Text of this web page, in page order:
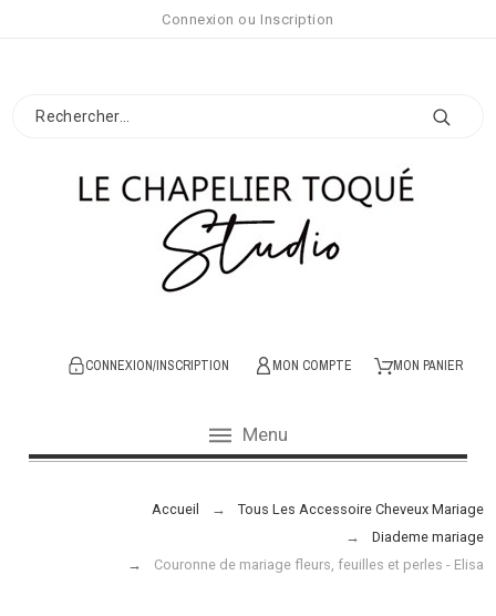
Connexion ou Inscription
CONNEXION/INSCRIPTION MON COMPTE MON PANIER
Menu
Accueil
Tous Les Accessoire Cheveux Mariage
Diademe mariage
Couronne de mariage fleurs, feuilles et perles - Elisa